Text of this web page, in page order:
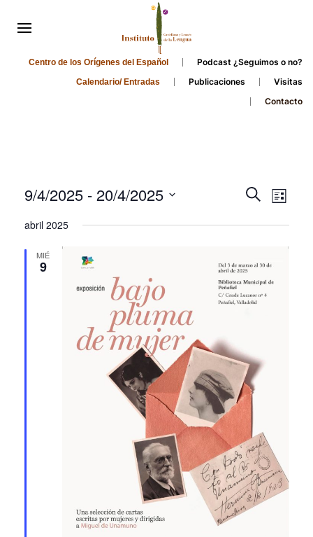
Centro de los Orígenes del Español Podcast ¿Seguimos o no?
Calendario/ Entradas Publicaciones
Visitas
Contacto
Events
and
Search
List
9/4/2025 - 20/4/2025
date.
abril 2025
MIÉ
9